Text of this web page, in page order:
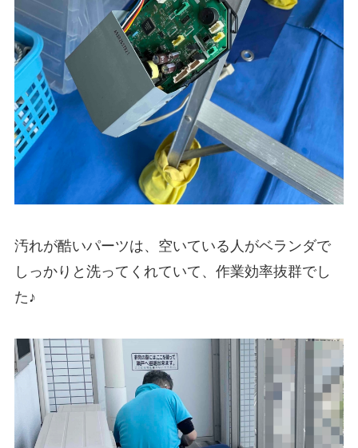
汚れが酷いパーツは、空いている人がベランダで
しっかりと洗ってくれていて、作業効率抜群でし
た♪